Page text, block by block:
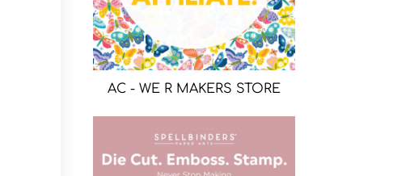
AC - WE R MAKERS STORE